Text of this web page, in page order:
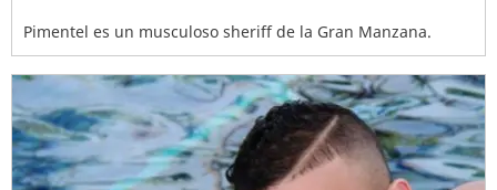
Pimentel es un musculoso sheriff de la Gran Manzana.